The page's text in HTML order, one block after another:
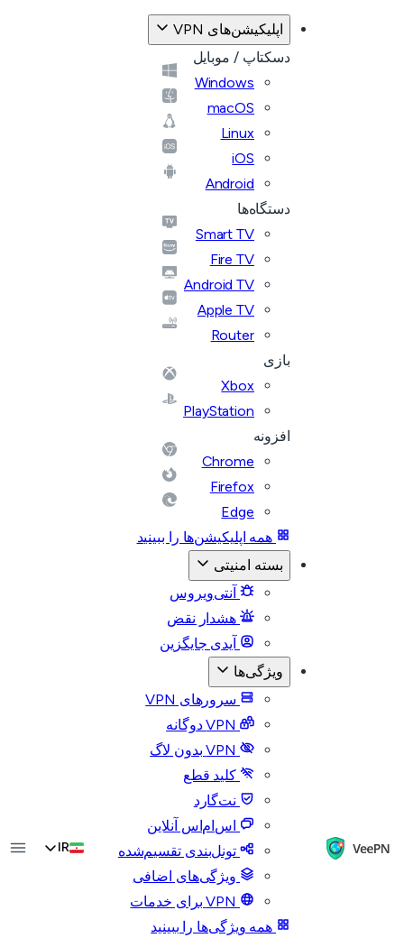
اپلیکیشن‌های VPN
دسکتاپ / موبایل
Windows
macOS
Linux
iOS
Android
دستگاه‌ها
Smart TV
Fire TV
Android TV
Apple TV
Router
بازی
Xbox
PlayStation
افزونه
Chrome
Firefox
Edge
همه اپلیکیشن‌ها را ببینید
بسته امنیتی
آنتی‌ویروس
هشدار نقض
آیدی جایگزین
ویژگی‌ها
سرورهای VPN
VPN دوگانه
VPN بدون لاگ
کلید قطع
نت‌گارد
اس‌ام‌اس آنلاین
تونل‌بندی تقسیم‌شده
ویژگی‌های اضافی
VPN برای خدمات
همه ویژگی‌ها را ببینید
IR